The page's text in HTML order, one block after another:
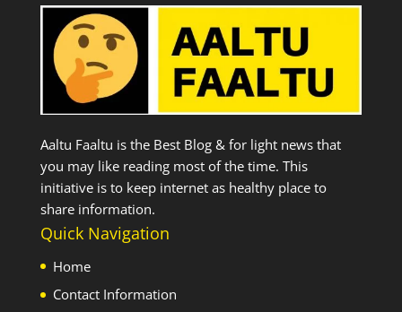
Aaltu Faaltu is the Best Blog & for light news that
you may like reading most of the time. This
initiative is to keep internet as healthy place to
share information.
Quick Navigation
Home
Contact Information